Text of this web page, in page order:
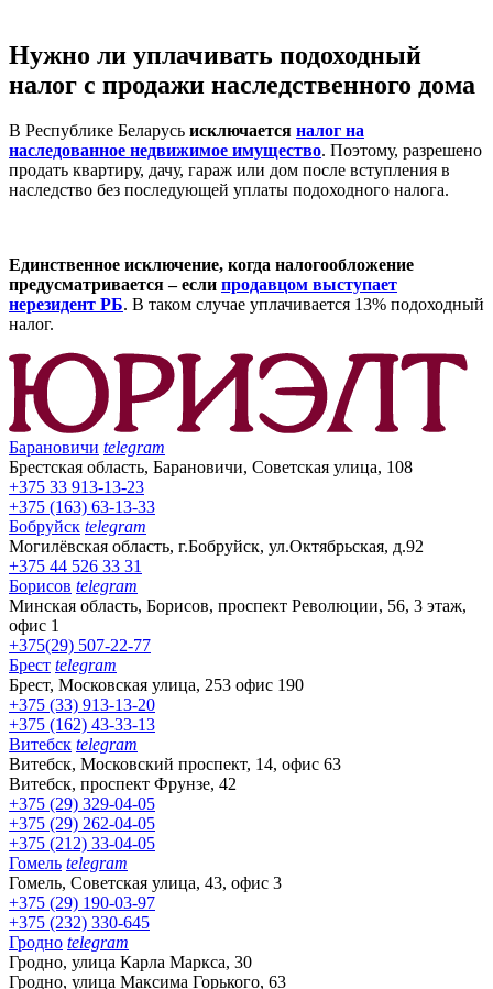
Нужно ли уплачивать подоходный
налог с продажи наследственного дома
В Республике Беларусь исключается налог на
наследованное недвижимое имущество. Поэтому, разрешено
продать квартиру, дачу, гараж или дом после вступления в
наследство без последующей уплаты подоходного налога.
Единственное исключение, когда налогообложение
предусматривается – если продавцом выступает
нерезидент РБ. В таком случае уплачивается 13% подоходный
налог.
Барановичи telegram
Брестская область, Барановичи, Советская улица, 108
+375 33 913-13-23
+375 (163) 63-13-33
Бобруйск telegram
Могилёвская область, г.Бобруйск, ул.Октябрьская, д.92
+375 44 526 33 31
Борисов telegram
Минская область, Борисов, проспект Революции, 56, 3 этаж,
офис 1
+375(29) 507-22-77
Брест telegram
Брест, Московская улица, 253 офис 190
+375 (33) 913-13-20
+375 (162) 43-33-13
Витебск telegram
Витебск, Московский проспект, 14, офис 63
Витебск, проспект Фрунзе, 42
+375 (29) 329-04-05
+375 (29) 262-04-05
+375 (212) 33-04-05
Гомель telegram
Гомель, Советская улица, 43, офис 3
+375 (29) 190-03-97
+375 (232) 330-645
Гродно telegram
Гродно, улица Карла Маркса, 30
Гродно, улица Максима Горького, 63